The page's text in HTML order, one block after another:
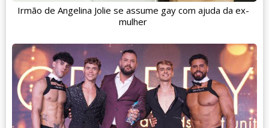
Irmão de Angelina Jolie se assume gay com ajuda da ex-
mulher